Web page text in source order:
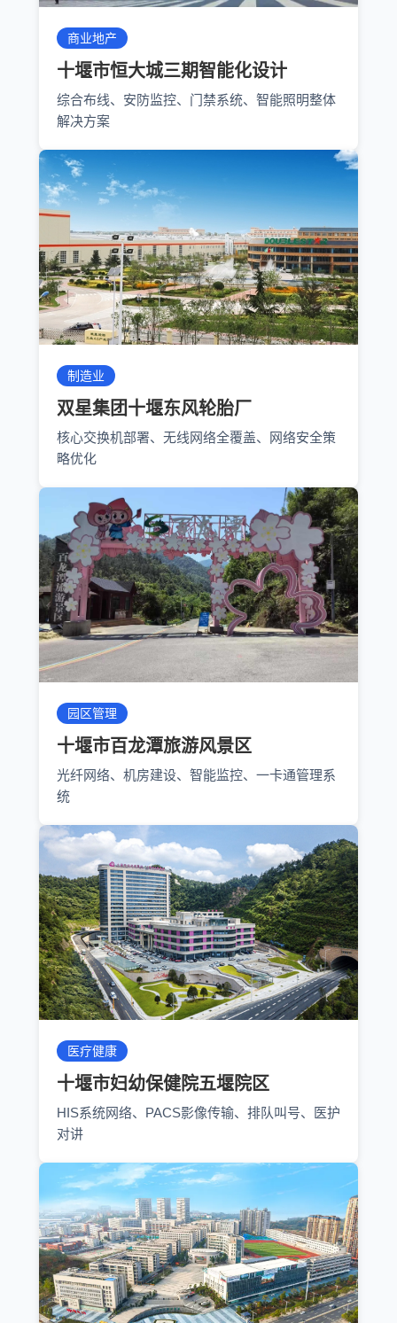
商业地产
十堰市恒大城三期智能化设计
综合布线、安防监控、门禁系统、智能照明整体
解决方案
制造业
双星集团十堰东风轮胎厂
核心交换机部署、无线网络全覆盖、网络安全策
略优化
园区管理
十堰市百龙潭旅游风景区
光纤网络、机房建设、智能监控、一卡通管理系
统
医疗健康
十堰市妇幼保健院五堰院区
HIS系统网络、PACS影像传输、排队叫号、医护
对讲